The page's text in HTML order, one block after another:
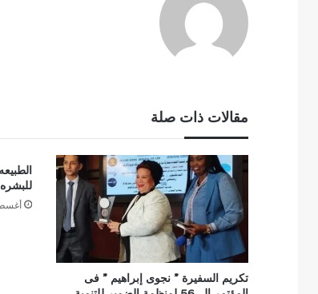
مقالات ذات صلة
تكريم السفيرة ” نجوى إبراهيم ” فى
أغسطس